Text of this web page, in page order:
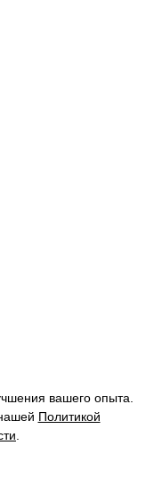
вашего опыта.
Политикой